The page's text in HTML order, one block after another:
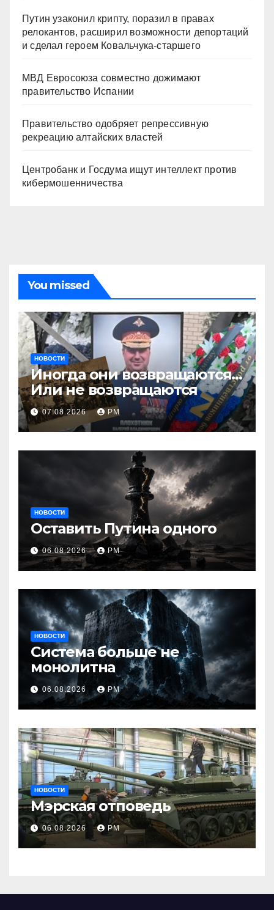
Путин узаконил крипту, поразил в правах
релокантов, расширил возможности депортаций
и сделал героем Ковальчука-старшего
МВД Евросоюза совместно дожимают
правительство Испании
Правительство одобряет репрессивную
рекреацию алтайских властей
Центробанк и Госдума ищут интеллект против
кибермошенничества
You missed
НОВОСТИ
Иногда они возвращаются…
Или не возвращаются
07.08.2026 РМ
НОВОСТИ
Оставить Путина одного
06.08.2026 РМ
НОВОСТИ
Система больше не
монолитна
06.08.2026 РМ
НОВОСТИ
Мэрская отповедь
06.08.2026 РМ